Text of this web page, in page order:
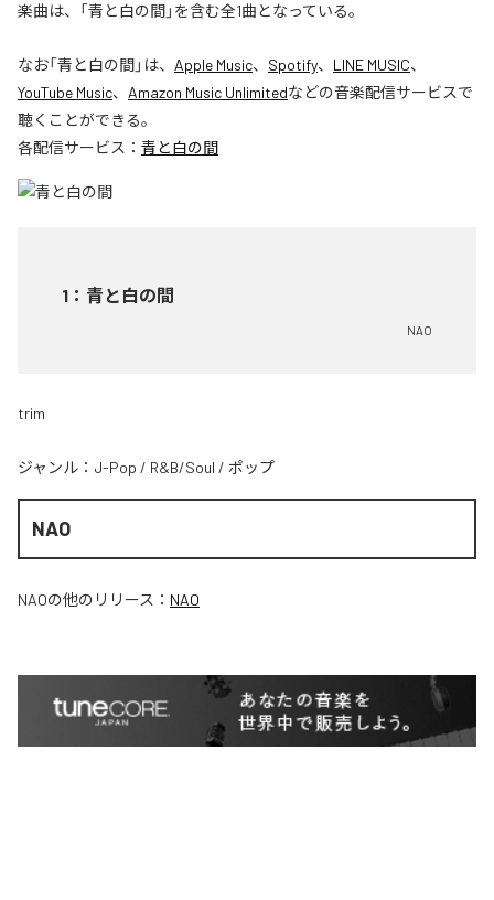
楽曲は、「青と白の間」を含む全1曲となっている。
なお「青と白の間」は、 Apple Music、 Spotify、 LINE MUSIC、
YouTube Music、 Amazon Music Unlimitedなどの音楽配信サービスで
聴くことができる。
各配信サービス： 青と白の間
1 ： 青と白の間
NAO
trim
ジャンル： J-Pop / R&B/Soul / ポップ
NAO
NAOの他のリリース： NAO